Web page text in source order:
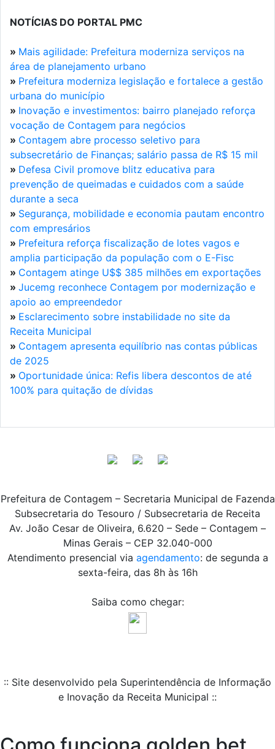
NOTÍCIAS DO PORTAL PMC
» Mais agilidade: Prefeitura moderniza serviços na
área de planejamento urbano
» Prefeitura moderniza legislação e fortalece a gestão
urbana do município
» Inovação e investimentos: bairro planejado reforça
vocação de Contagem para negócios
» Contagem abre processo seletivo para
subsecretário de Finanças; salário passa de R$ 15 mil
» Defesa Civil promove blitz educativa para
prevenção de queimadas e cuidados com a saúde
durante a seca
» Segurança, mobilidade e economia pautam encontro
com empresários
» Prefeitura reforça fiscalização de lotes vagos e
amplia participação da população com o E-Fisc
» Contagem atinge U$$ 385 milhões em exportações
» Jucemg reconhece Contagem por modernização e
apoio ao empreendedor
» Esclarecimento sobre instabilidade no site da
Receita Municipal
» Contagem apresenta equilíbrio nas contas públicas
de 2025
» Oportunidade única: Refis libera descontos de até
100% para quitação de dívidas
Prefeitura de Contagem – Secretaria Municipal de Fazenda
Subsecretaria do Tesouro / Subsecretaria de Receita
Av. João Cesar de Oliveira, 6.620 – Sede – Contagem –
Minas Gerais – CEP 32.040-000
Atendimento presencial via agendamento: de segunda a
sexta-feira, das 8h às 16h
Saiba como chegar:
:: Site desenvolvido pela Superintendência de Informação
e Inovação da Receita Municipal ::